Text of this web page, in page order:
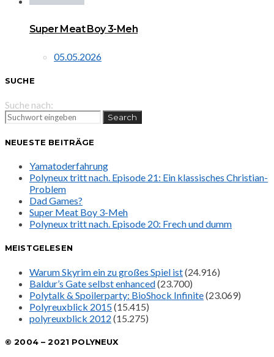
Super Meat Boy 3-Meh
05.05.2026
SUCHE
Suche nach:
Search
NEUESTE BEITRÄGE
Yamatoderfahrung
Polyneux tritt nach. Episode 21: Ein klassisches Christian-
Problem
Dad Games?
Super Meat Boy 3-Meh
Polyneux tritt nach. Episode 20: Frech und dumm
MEISTGELESEN
Warum Skyrim ein zu großes Spiel ist(24.916)
Baldur’s Gate selbst enhanced(23.700)
Polytalk & Spoilerparty: BioShock Infinite(23.069)
Polyreuxblick 2015(15.415)
polyreuxblick 2012 (15.275)
© 2004 – 2021 POLYNEUX